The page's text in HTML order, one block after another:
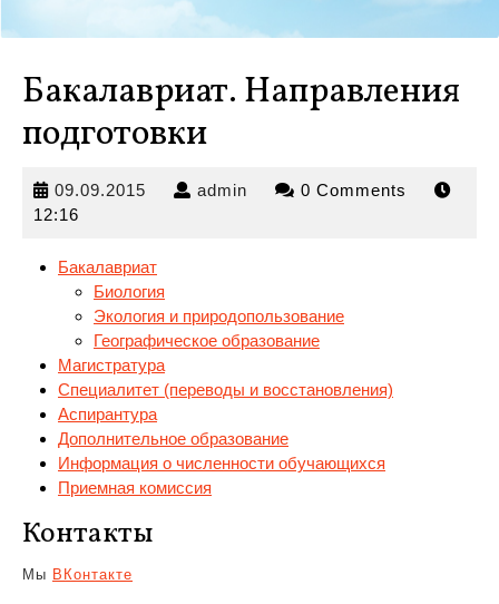
Бакалавриат. Направления
подготовки
09.09.2015 09.09.2015
admin admin 0 Comments
12:16
Бакалавриат
Биология
Экология и природопользование
Географическое образование
Магистратура
Специалитет (переводы и восстановления)
Аспирантура
Дополнительное образование
Информация о численности обучающихся
Приемная комиссия
Контакты
Мы ВКонтакте